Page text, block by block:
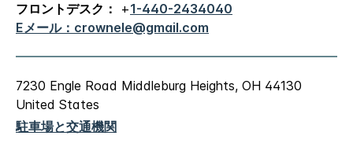
フロントデスク：
+1-440-2434040
Eメール：crownele@gmail.com
7230 Engle Road Middleburg Heights, OH 44130
United States
駐車場と交通機関